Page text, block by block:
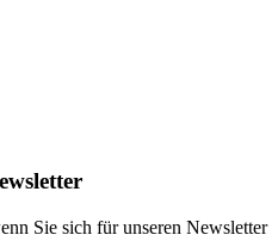
Sie sich für unseren Newsletter